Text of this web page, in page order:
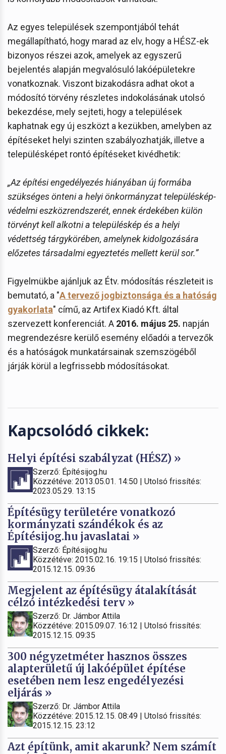
Az egyes települések szempontjából tehát
megállapítható, hogy marad az elv, hogy a HÉSZ-ek
bizonyos részei azok, amelyek az egyszerű
bejelentés alapján megvalósuló lakóépületekre
vonatkoznak. Viszont bizakodásra adhat okot a
módosító törvény részletes indokolásának utolsó
bekezdése, mely sejteti, hogy a települések
kaphatnak egy új eszközt a kezükben, amelyben az
építéseket helyi szinten szabályozhatják, illetve a
településképet rontó építéseket kivédhetik:
„Az építési engedélyezés hiányában új formába
szükséges önteni a helyi önkormányzat településkép-
védelmi eszközrendszerét, ennek érdekében külön
törvényt kell alkotni a településkép és a helyi
védettség tárgykörében, amelynek kidolgozására
előzetes társadalmi egyeztetés mellett kerül sor.”
Figyelmükbe ajánljuk az Étv. módosítás részleteit is
bemutató, a "A tervező jogbiztonsága és a hatóság
gyakorlata" című, az Artifex Kiadó Kft. által
szervezett konferenciát. A 2016. május 25. napján
megrendezésre kerülő esemény előadói a tervezők
és a hatóságok munkatársainak szemszögéből
járják körül a legfrissebb módosításokat.
Kapcsolódó cikkek:
Helyi építési szabályzat (HÉSZ) »
Szerző: Építésijog.hu
Közzétéve: 2013.05.01. 14:50 | Utolsó frissítés:
2023.05.29. 13:15
Építésügy területére vonatkozó
kormányzati szándékok és az
Építésijog.hu javaslatai »
Szerző: Építésijog.hu
Közzétéve: 2015.02.16. 19:15 | Utolsó frissítés:
2015.12.15. 09:36
Megjelent az építésügy átalakítását
célzó intézkedési terv »
Szerző: Dr. Jámbor Attila
Közzétéve: 2015.09.07. 16:12 | Utolsó frissítés:
2015.12.15. 09:35
300 négyzetméter hasznos összes
alapterületű új lakóépület építése
esetében nem lesz engedélyezési
eljárás »
Szerző: Dr. Jámbor Attila
Közzétéve: 2015.12.15. 08:49 | Utolsó frissítés:
2015.12.15. 23:12
Azt építünk, amit akarunk? Nem számít